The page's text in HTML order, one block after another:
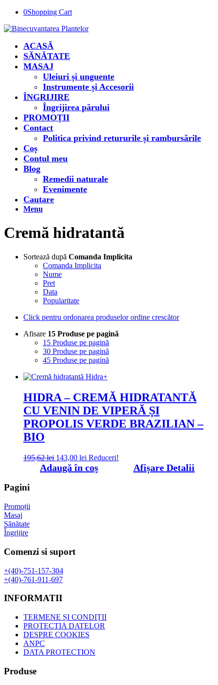
0Shopping Cart
ACASĂ
SĂNĂTATE
MASAJ
Uleiuri și unguente
Instrumente și Accesorii
ÎNGRIJIRE
Îngrijirea părului
PROMOȚII
Contact
Politica privind retururile și rambursările
Coș
Contul meu
Blog
Remedii naturale
Evenimente
Cautare
Menu
Cremă hidratantă
Sortează după Comanda Implicita
Comanda Implicita
Nume
Pret
Data
Popularitate
Click pentru ordonarea produselor ordine crescător
Afisare 15 Produse pe pagină
15 Produse pe pagină
30 Produse pe pagină
45 Produse pe pagină
HIDRA – CREMĂ HIDRATANTĂ
CU VENIN DE VIPERĂ ȘI
PROPOLIS VERDE BRAZILIAN –
BIO
195,62lei Prețul
inițial
a
143,00 lei Prețul
curent
este:
Reduceri!
Adaugă în coș Afișare Detalii
Pagini
Promoții
Masaj
Sănătate
Îngrijire
Comenzi si suport
+(40)-751-157-304
+(40)-761-911-697
INFORMATII
TERMENE ȘI CONDIȚII
PROTECTIA DATELOR
DESPRE COOKIES
ANPC
DATA PROTECTION
Produse